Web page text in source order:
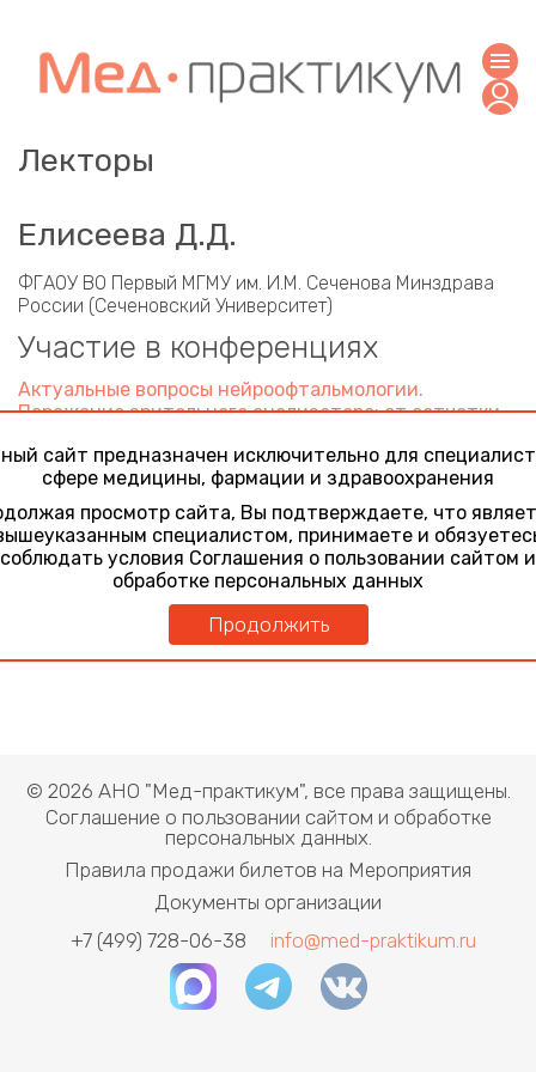
Лекторы
Елисеева Д.Д.
ФГАОУ ВО Первый МГМУ им. И.М. Сеченова Минздрава
России (Сеченовский Университет)
Участие в конференциях
Актуальные вопросы нейроофтальмологии.
Поражение зрительного анализатора: от сетчатки
27 января 2023
Особенности клинического течения
демиелинизирующих оптических невритов
© 2026 АНО "Мед-практикум", все права защищены.
Соглашение о пользовании сайтом и обработке
персональных данных.
Правила продажи билетов на Мероприятия
Документы организации
+7 (499) 728-06-38
info@med-praktikum.ru
сайт предназначен исключительно для
сфере медицины, фармации и здравоохранения
просмотр сайта, Вы подтверждаете, что
специалистом, принимаете и
соблюдать условия Соглашения о пользовании сайтом и
обработке персональных данных
Продолжить